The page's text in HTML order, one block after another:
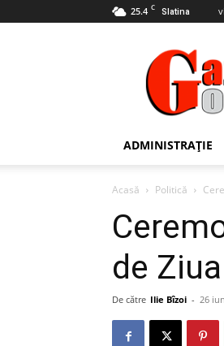
25.4 C Slatina
ADMINISTRAȚIE
Acasă Politică
de
De către Ilie Bîzoi - 26